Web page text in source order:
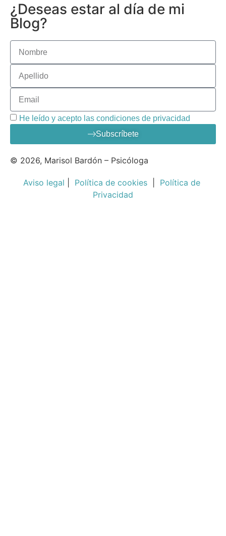
¿Deseas estar al día de mi
Blog?
He leído y acepto las condiciones de privacidad
Subscríbete
© 2026, Marisol Bardón – Psicóloga
Aviso legal Política de cookies
Política de
Privacidad